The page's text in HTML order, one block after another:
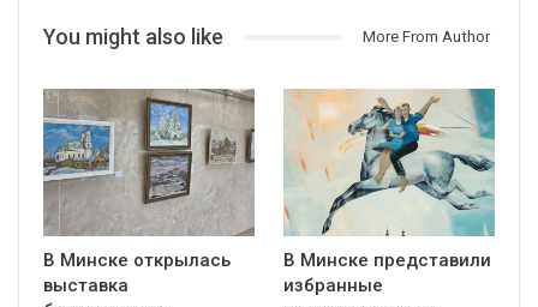
You might also like More From Author
В Минске открылась
выставка
В Минске представили
избранные